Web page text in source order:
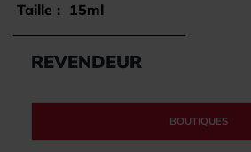
Taille : 15ml
REVENDEUR
BOUTIQUES